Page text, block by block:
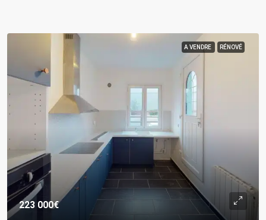
A VENDRE RÉNOVÉ
223 000€